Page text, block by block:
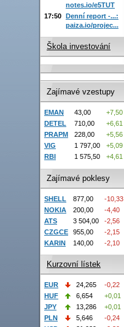
notes.io/e5TUT
17:50 Denní report -...:
paiza.io/projec...
Škola investování
Zajímavé vzestupy
EMAN 43,00
+7,50
DETEL
710,00
+6,61
PRAPM
228,00
+5,56
VIG
1 797,00
+5,09
RBI
1 575,50 +4,61
Zajímavé poklesy
SHELL 877,00
-10,33
NOKIA
200,00
-4,40
ATS
3 504,00
-2,56
CZGCE
955,00
-2,15
KARIN
140,00 -2,10
Kurzovní lístek
EUR 24,265
-0,22
HUF
6,654
+0,01
JPY
13,286
+0,01
PLN
5,646
-0,24